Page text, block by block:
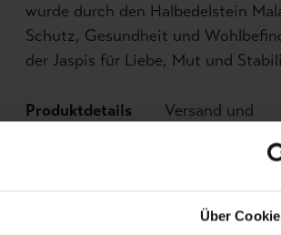
Über
wurde durch den Halbedelstein
Schutz, Gesundheit und
der Jaspis für Liebe, Mut und
Produktdetails
Versand und
Abmessungen:
Breite: 0,52
0,74 m